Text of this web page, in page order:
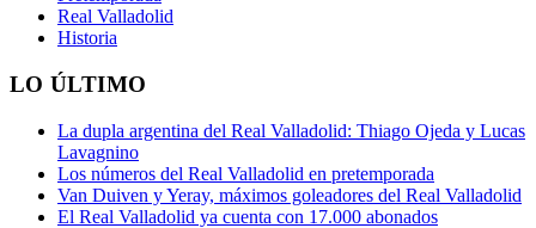
Real Valladolid
Historia
LO ÚLTIMO
La dupla argentina del Real Valladolid: Thiago Ojeda y Lucas
Lavagnino
Los números del Real Valladolid en pretemporada
Van Duiven y Yeray, máximos goleadores del Real Valladolid
El Real Valladolid ya cuenta con 17.000 abonados